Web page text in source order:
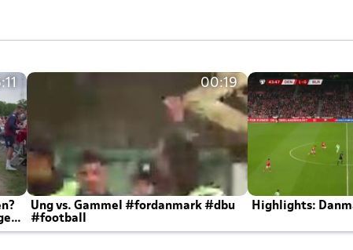
00:19
Ung vs. Gammel #fordanmark #dbu
#football
Highlights: